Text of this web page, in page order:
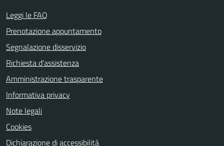
Leggi le FAQ
Prenotazione appuntamento
Segnalazione disservizio
Richiesta d'assistenza
Amministrazione trasparente
Informativa privacy
Note legali
Cookies
Dichiarazione di accessibilità